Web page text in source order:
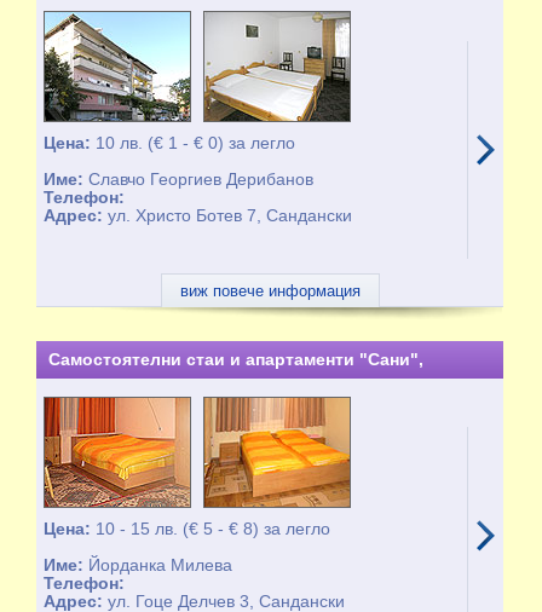
целогодишно
Цена: 10 лв. (€ 1 - € 0) за легло
Име:Славчо Георгиев Дерибанов
Телефон:
Адрес:ул. Христо Ботев 7, Сандански
виж повече информация
Самостоятелни стаи и апартаменти "Сани",
Сандански - целогодишно
Цена: 10 - 15 лв. (€ 5 - € 8) за легло
Име: Йорданка Милева
Телефон:
Адрес:ул. Гоце Делчев 3, Сандански